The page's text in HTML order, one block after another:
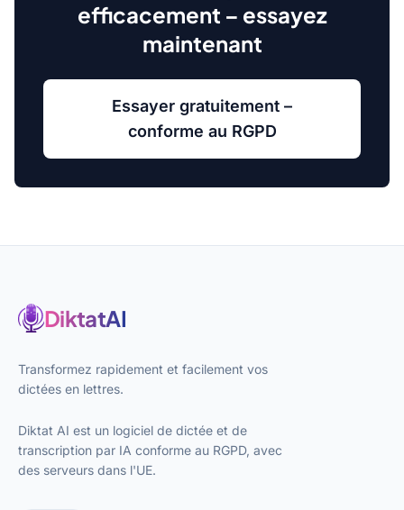
efficacement – essayez
maintenant
Essayer gratuitement –
conforme au RGPD
DiktatAI
Transformez rapidement et facilement vos
dictées en lettres.
Diktat AI est un logiciel de dictée et de
transcription par IA conforme au RGPD, avec
des serveurs dans l'UE.